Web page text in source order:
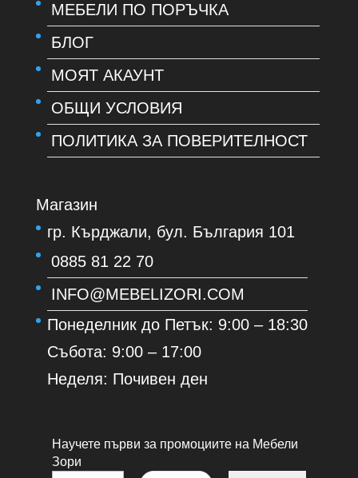
МЕБЕЛИ ПО ПОРЪЧКА
БЛОГ
МОЯТ АКАУНТ
ОБЩИ УСЛОВИЯ
ПОЛИТИКА ЗА ПОВЕРИТЕЛНОСТ
Магазин
гр. Кърджали, бул. България 101
0885 81 22 70
INFO@MEBELIZORI.COM
Понеделник до Петък: 9:00 – 18:30
Събота: 9:00 – 17:00
Неделя: Почивен ден
Научете първи за промоциите на Мебели
Зори